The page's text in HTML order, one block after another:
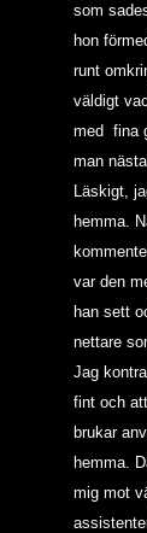
som
hon
runt
väldigt
med  fina
man
Läskigt,
hemma.
var den
han sett
nettare
Jag
fint och
brukar
hemma.
mig mot